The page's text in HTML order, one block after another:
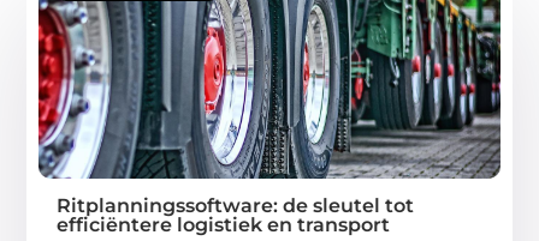
Ritplanningssoftware: de sleutel tot
efficiëntere logistiek en transport